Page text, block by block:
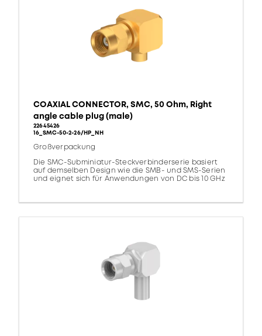
COAXIAL CONNECTOR, SMC, 50 Ohm, Right
angle cable plug (male)
22645426
16_SMC-50-2-26/HP_NH
Großverpackung
Die SMC-Subminiatur-Steckverbinderserie basiert
auf demselben Design wie die SMB- und SMS-Serien
und eignet sich für Anwendungen von DC bis 10 GHz